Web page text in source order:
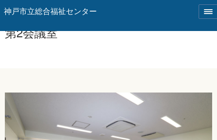
神戸市立総合福祉センター
第2会議室